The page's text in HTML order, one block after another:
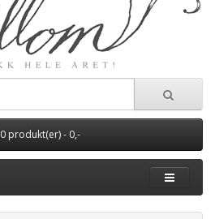
0 produkt(er) - 0,-